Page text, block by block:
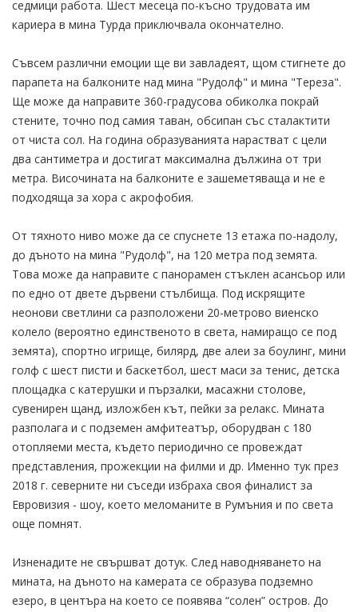
седмици работа. Шест месеца по-късно трудовата им
кариера в мина Турда приключвала окончателно.
Съвсем различни емоции ще ви завладеят, щом стигнете до
парапета на балконите над мина "Рудолф" и мина "Тереза".
Ще може да направите 360-градусова обиколка покрай
стените, точно под самия таван, обсипан със сталактити
от чиста сол. На година образуванията нарастват с цели
два сантиметра и достигат максимална дължина от три
метра. Височината на балконите е зашеметяваща и не е
подходяща за хора с акрофобия.
От тяхното ниво може да се спуснете 13 етажа по-надолу,
до дъното на мина "Рудолф", на 120 метра под земята.
Това може да направите с панорамен стъклен асансьор или
по едно от двете дървени стълбища. Под искрящите
неонови светлини са разположени 20-метрово виенско
колело (вероятно единственото в света, намиращо се под
земята), спортно игрище, билярд, две алеи за боулинг, мини
голф с шест писти и баскетбол, шест маси за тенис, детска
площадка с катерушки и пързалки, масажни столове,
сувенирен щанд, изложбен кът, пейки за релакс. Мината
разполага и с подземен амфитеатър, оборудван с 180
отопляеми места, където периодично се провеждат
представления, прожекции на филми и др. Именно тук през
2018 г. северните ни съседи избраха своя финалист за
Евровизия - шоу, което меломаните в Румъния и по света
още помнят.
Изненадите не свършват дотук. След наводняването на
мината, на дъното на камерата се образува подземно
езеро, в центъра на което се появява “солен” остров. До